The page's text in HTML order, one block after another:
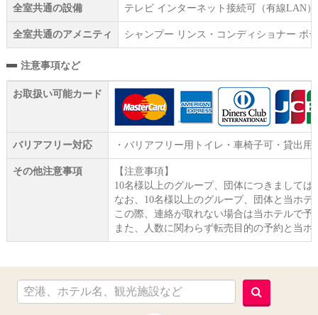
全室共通の設備 テレビ インターネット接続可（有線LAN
全室共通のアメニティ シャンプー リンス・コンディショナー ボ
注意事項など
お取扱い可能カード
バリアフリー対応 ・バリアフリー用トイレ・車椅子可・貸出用
その他注意事項
【注意事項】
10名様以上のグループ、団体につきまして
なお、10名様以上のグループ、団体と当ホ
この際、連絡が取れない場合は当ホテルで
また、人数に関わらず転売目的の予約と当